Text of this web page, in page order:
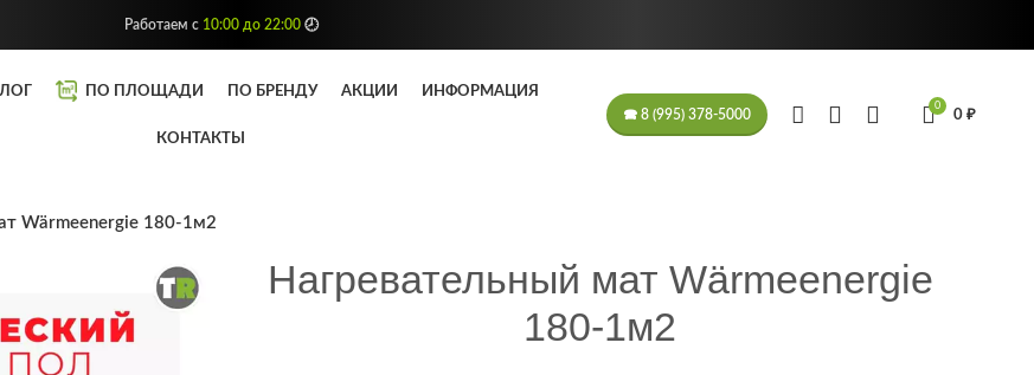
Работаем с 10:00 до 22:00 🕗
ПО ПЛОЩАДИ ПО БРЕНДУ АКЦИИ ИНФОРМАЦИЯ
КОНТАКТЫ
🕿 8 (995) 378-5000
0
0₽
Wärmeenergie 180-1м2
Нагревательный мат Wärmeenergie
180-1м2